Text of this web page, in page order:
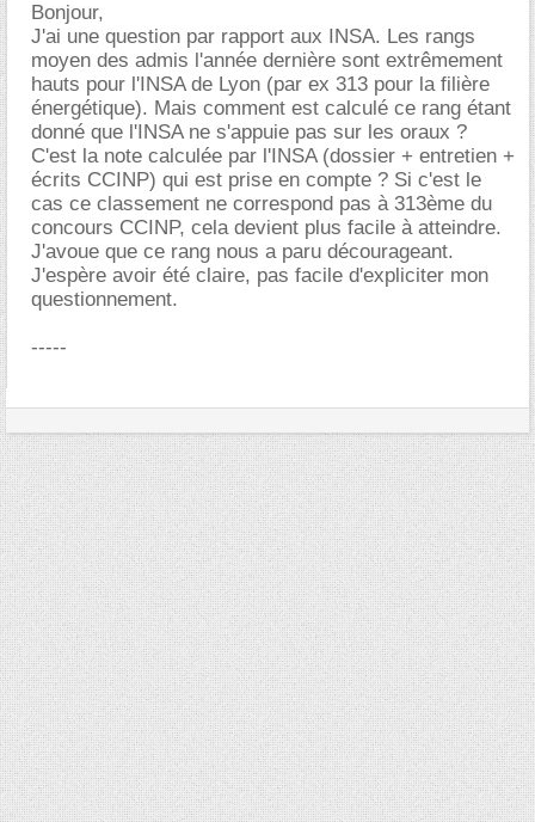
Bonjour,
J'ai une question par rapport aux INSA. Les rangs
moyen des admis l'année dernière sont extrêmement
hauts pour l'INSA de Lyon (par ex 313 pour la filière
énergétique). Mais comment est calculé ce rang étant
donné que l'INSA ne s'appuie pas sur les oraux ?
C'est la note calculée par l'INSA (dossier + entretien +
écrits CCINP) qui est prise en compte ? Si c'est le
cas ce classement ne correspond pas à 313ème du
concours CCINP, cela devient plus facile à atteindre.
J'avoue que ce rang nous a paru décourageant.
J'espère avoir été claire, pas facile d'expliciter mon
questionnement.
-----